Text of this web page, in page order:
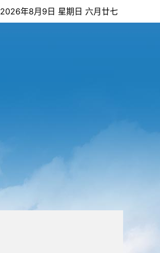
2026年8月9日 星期日 六月廿七